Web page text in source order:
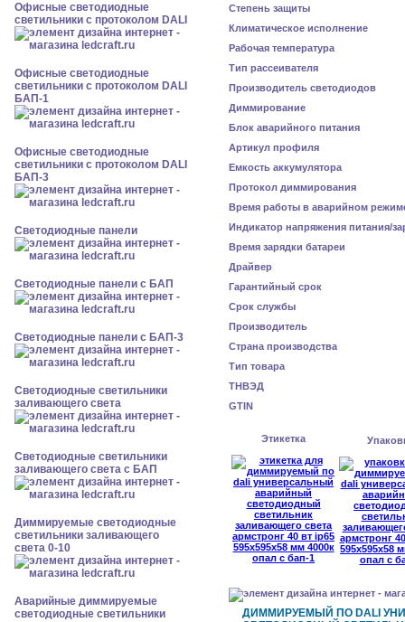
Офисные светодиодные
светильники с протоколом DALI
Офисные светодиодные
светильники с протоколом DALI
БАП-1
Офисные светодиодные
светильники с протоколом DALI
БАП-3
Cветодиодные панели
Cветодиодные панели с БАП
Cветодиодные панели с БАП-3
Светодиодные светильники
заливающего света
Светодиодные светильники
заливающего света с БАП
Диммируемые светодиодные
светильники заливающего
света 0-10
Аварийные диммируемые
светодиодные светильники
Степень защиты
Климатическое исполнение
Рабочая температура
Тип рассеивателя
Производитель светодиодов
Диммирование
Блок аварийного питания
Артикул профиля
Емкость аккумулятора
Протокол диммирования
Время работы в аварийном
Индикатор напряжения питания/
Время зарядки батареи
Драйвер
Гарантийный срок
Срок службы
Производитель
Страна производства
Тип товара
ТНВЭД
GTIN
Этикетка
ДИММИРУЕМЫЙ ПО DALI